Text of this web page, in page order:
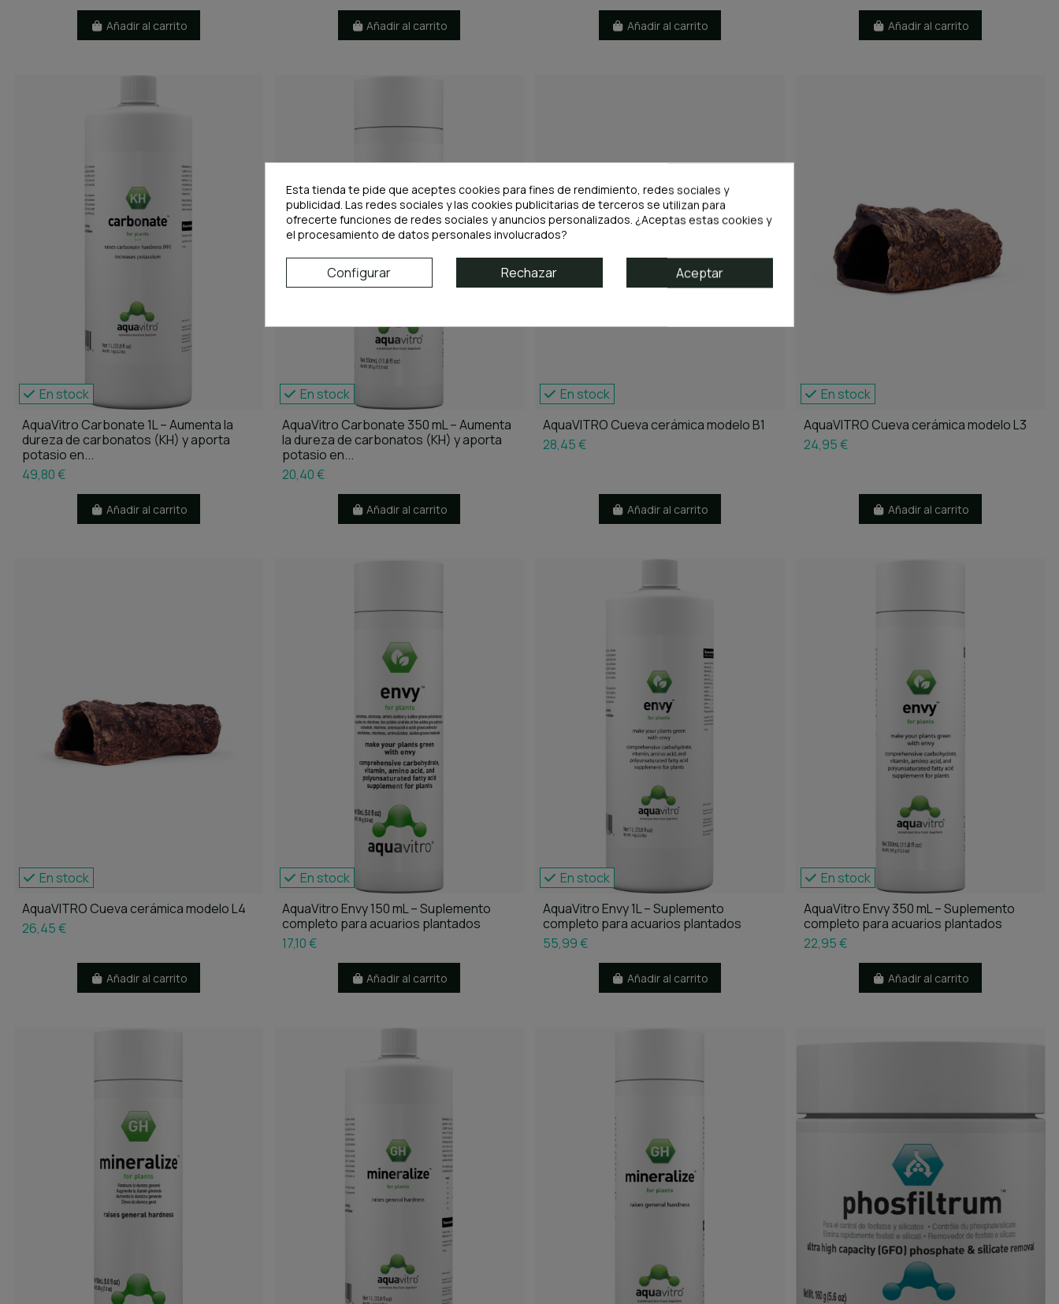
Añadir al carrito Añadir al carrito Añadir al carrito Añadir al carrito
En stock
AquaVitro Carbonate 1L – Aumenta la
dureza de carbonatos (KH) y aporta
potasio en...
49,80 €
Añadir al carrito
En stock
AquaVitro Carbonate 350 mL – Aumenta
la dureza de carbonatos (KH) y aporta
potasio en...
20,40 €
Añadir al carrito
En stock
AquaVITRO Cueva cerámica modelo B1
28,45 €
Añadir al carrito
En stock
AquaVITRO Cueva cerámica modelo L3
24,95 €
Añadir al carrito
En stock
AquaVITRO Cueva cerámica modelo L4
26,45 €
Añadir al carrito
En stock
AquaVitro Envy 150 mL – Suplemento
completo para acuarios plantados
17,10 €
Añadir al carrito
En stock
AquaVitro Envy 1L – Suplemento
completo para acuarios plantados
55,99 €
Añadir al carrito
En stock
AquaVitro Envy 350 mL – Suplemento
completo para acuarios plantados
22,95 €
Añadir al carrito
Esta tienda te pide que aceptes cookies para fines de rendimiento, redes sociales y
publicidad. Las redes sociales y las cookies publicitarias de terceros se utilizan para
ofrecerte funciones de redes sociales y anuncios personalizados. ¿Aceptas estas cookies y
el procesamiento de datos personales involucrados?
Configurar Rechazar Aceptar